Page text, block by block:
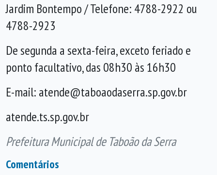
Jardim Bontempo / Telefone: 4788-2922 ou
4788-2923
De segunda a sexta-feira, exceto feriado e
ponto facultativo, das 08h30 às 16h30
E-mail: atende@taboaodaserra.sp.gov.br
atende.ts.sp.gov.br
Prefeitura Municipal de Taboão da Serra
Comentários